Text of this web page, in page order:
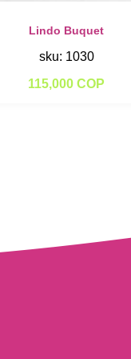
Lindo Buquet
sku: 1030
115,000 COP